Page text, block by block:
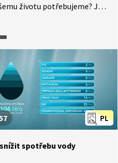
životu potřebujeme? Jak
mohou být v budoucnu
dál palčivější především
obyvatele České republiky,
téměř žádná voda
států nepřitéká, a jsme
na vodě srážkové.
PL
spotřebu vody